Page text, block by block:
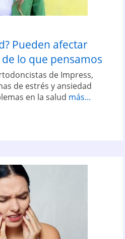
Pueden afectar
lo que pensamos
de Impress,
de estrés y ansiedad
en la salud más...